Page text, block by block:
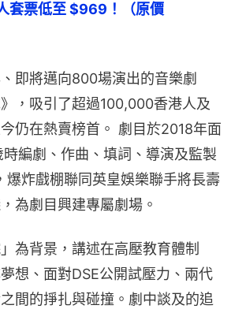
套票低至 $969！（原價
即將邁向800場演出的音樂劇
》，吸引了超過100,000香港人及
仍在熱賣榜首。 劇目於2018年面
編劇、作曲、填詞、導演及監製
爆炸戲棚聯同英皇娛樂聯手將長壽
為劇目興建專屬劇場。
為背景，講述在高壓教育體制
想、面對DSE公開試壓力、兩代
間的掙扎與碰撞。劇中談及的追